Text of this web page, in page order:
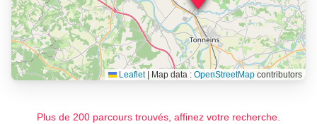
Leaflet Map data : OpenStreetMapcontributors
Plus de 200 parcours trouvés, affinez votre recherche.